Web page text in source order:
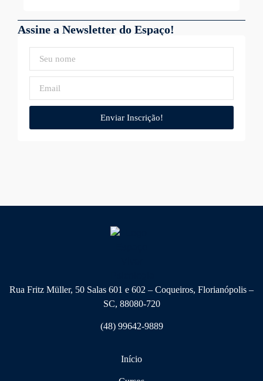
Assine a Newsletter do Espaço!
Enviar Inscrição!
Rua Fritz Müller, 50 Salas 601 e 602 – Coqueiros, Florianópolis –
SC, 88080-720
(48) 99642-9889
Início